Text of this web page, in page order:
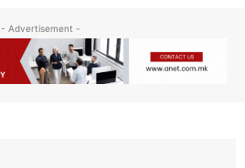
- Advertisement -